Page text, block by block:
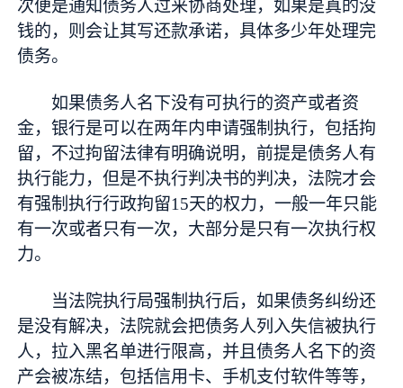
次便是通知债务人过来协商处理，如果是真的没
钱的，则会让其写还款承诺，具体多少年处理完
债务。
如果债务人名下没有可执行的资产或者资
金，银行是可以在两年内申请强制执行，包括拘
留，不过拘留法律有明确说明，前提是债务人有
执行能力，但是不执行判决书的判决，法院才会
有强制执行行政拘留15天的权力，一般一年只能
有一次或者只有一次，大部分是只有一次执行权
力。
当法院执行局强制执行后，如果债务纠纷还
是没有解决，法院就会把债务人列入失信被执行
人，拉入黑名单进行限高，并且债务人名下的资
产会被冻结，包括信用卡、手机支付软件等等，